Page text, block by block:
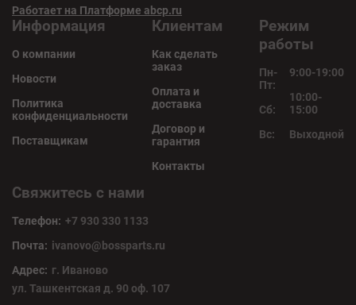
Работает на Платформе abcp.ru
Информация
О компании
Новости
Политика
конфиденциальности
Поставщикам
Клиентам
Как сделать
заказ
Оплата и
доставка
Договор и
гарантия
Контакты
Режим
работы
Пн-
Пт:
Сб:
Вс:
9:00-19:00
10:00-
15:00
Выходной
Свяжитесь с нами
Телефон: +7 930 330 1133
Почта: ivanovo@bossparts.ru
Адрес: г. Иваново
ул. Ташкентская д. 90 оф. 107